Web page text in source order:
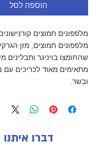
הוספה לסל
מלפפונים חמוצים
מלפפונים חמוצים, מזן
שהחומצו בויניגר ותבלינים
מתאימים מאוד לכריכים עם
ובשר.
דברו איתנו